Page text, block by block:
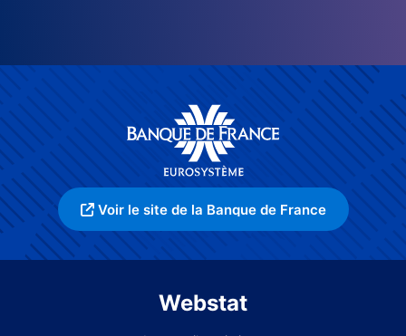
Voir le site de la Banque de France
Webstat